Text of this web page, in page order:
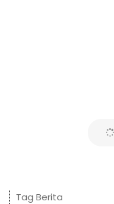
Tag Berita